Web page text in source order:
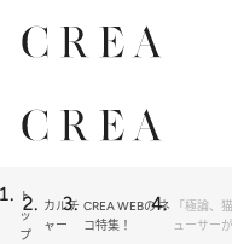
ト
ッ
プ
カルチ
ャー
CREA WEBの ネ
コ特集！
「極論、
ューサー